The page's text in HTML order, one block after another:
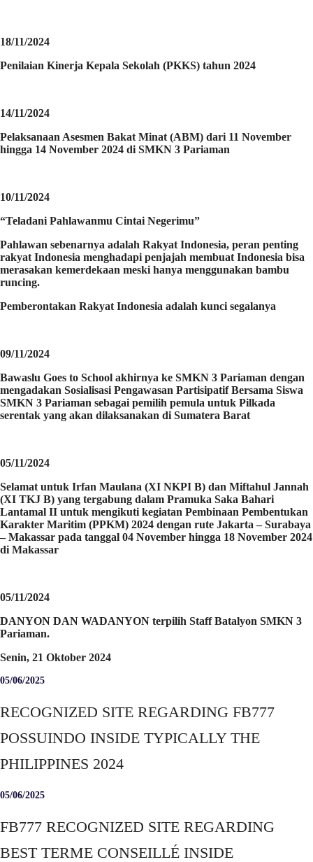
18/11/2024
Penilaian Kinerja Kepala Sekolah (PKKS) tahun 2024
14/11/2024
Pelaksanaan Asesmen Bakat Minat (ABM) dari 11 November
hingga 14 November 2024 di SMKN 3 Pariaman
10/11/2024
“Teladani Pahlawanmu Cintai Negerimu”
Pahlawan sebenarnya adalah Rakyat Indonesia, peran penting
rakyat Indonesia menghadapi penjajah membuat Indonesia bisa
merasakan kemerdekaan meski hanya menggunakan bambu
runcing.
Pemberontakan Rakyat Indonesia adalah kunci segalanya
09/11/2024
Bawaslu Goes to School akhirnya ke SMKN 3 Pariaman dengan
mengadakan Sosialisasi Pengawasan Partisipatif Bersama Siswa
SMKN 3 Pariaman sebagai pemilih pemula untuk Pilkada
serentak yang akan dilaksanakan di Sumatera Barat
05/11/2024
Selamat untuk Irfan Maulana (XI NKPI B) dan Miftahul Jannah
(XI TKJ B) yang tergabung dalam Pramuka Saka Bahari
Lantamal II untuk mengikuti kegiatan Pembinaan Pembentukan
Karakter Maritim (PPKM) 2024 dengan rute Jakarta – Surabaya
– Makassar pada tanggal 04 November hingga 18 November 2024
di Makassar
05/11/2024
DANYON DAN WADANYON terpilih Staff Batalyon SMKN 3
Pariaman.
Senin, 21 Oktober 2024
05/06/2025
RECOGNIZED SITE REGARDING FB777
POSSUINDO INSIDE TYPICALLY THE
PHILIPPINES 2024
05/06/2025
FB777 RECOGNIZED SITE REGARDING
BEST TERME CONSEILLÉ INSIDE